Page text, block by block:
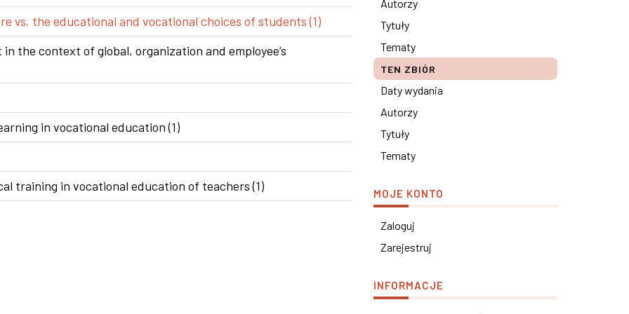
vs. the educational and vocational choices of students (1)
the context of global, organization and employee’s
in vocational education (1)
training in vocational education of teachers (1)
Autorzy
Tytuły
Tematy
TEN ZBIÓR
Daty wydania
Autorzy
Tytuły
Tematy
MOJE KONTO
Zaloguj
Zarejestruj
INFORMACJE